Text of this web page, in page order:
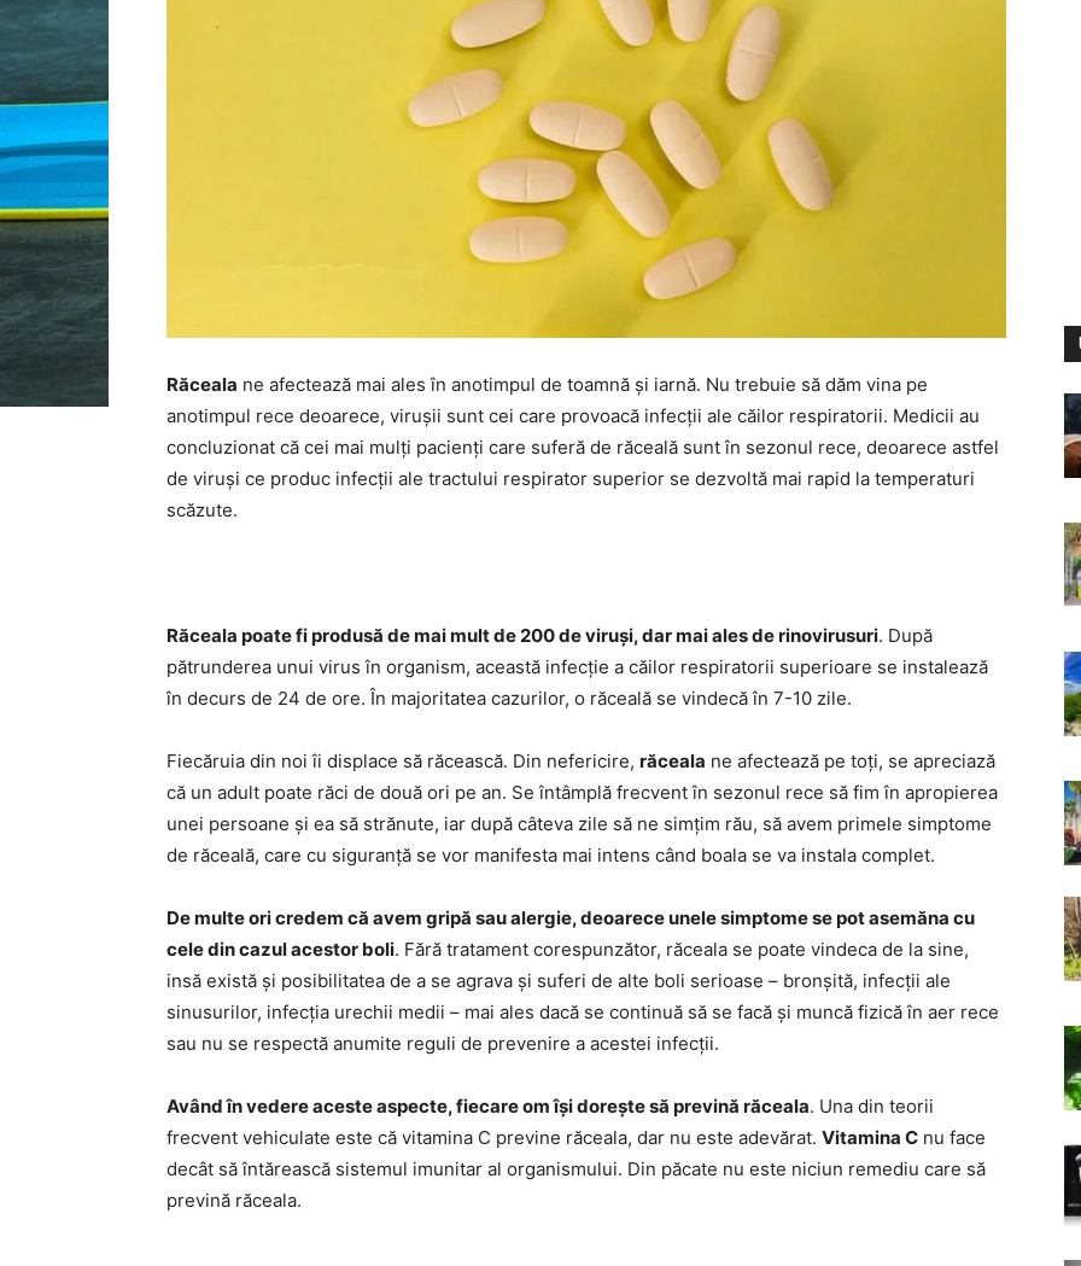
Răceala ne afectează mai ales în anotimpul de toamnă și iarnă. Nu trebuie să dăm vina pe
anotimpul rece deoarece, virușii sunt cei care provoacă infecții ale căilor respiratorii. Medicii au
concluzionat că cei mai mulți pacienți care suferă de răceală sunt în sezonul rece, deoarece astfel
de viruși ce produc infecții ale tractului respirator superior se dezvoltă mai rapid la temperaturi
scăzute.
Răceala poate fi produsă de mai mult de 200 de viruși, dar mai ales de rinovirusuri. După
pătrunderea unui virus în organism, această infecție a căilor respiratorii superioare se instalează
în decurs de 24 de ore. În majoritatea cazurilor, o răceală se vindecă în 7-10 zile.
Fiecăruia din noi îi displace să răcească. Din nefericire, răceala ne afectează pe toți, se apreciază
că un adult poate răci de două ori pe an. Se întâmplă frecvent în sezonul rece să fim în apropierea
unei persoane și ea să strănute, iar după câteva zile să ne simțim rău, să avem primele simptome
de răceală, care cu siguranță se vor manifesta mai intens când boala se va instala complet.
De multe ori credem că avem gripă sau alergie, deoarece unele simptome se pot asemăna cu
cele din cazul acestor boli. Fără tratament corespunzător, răceala se poate vindeca de la sine,
insă există și posibilitatea de a se agrava și suferi de alte boli serioase – bronșită, infecții ale
sinusurilor, infecția urechii medii – mai ales dacă se continuă să se facă și muncă fizică în aer rece
sau nu se respectă anumite reguli de prevenire a acestei infecții.
Având în vedere aceste aspecte, fiecare om își dorește să prevină răceala. Una din teorii
frecvent vehiculate este că vitamina C previne răceala, dar nu este adevărat. Vitamina C nu face
decât să întărească sistemul imunitar al organismului. Din păcate nu este niciun remediu care să
prevină răceala.